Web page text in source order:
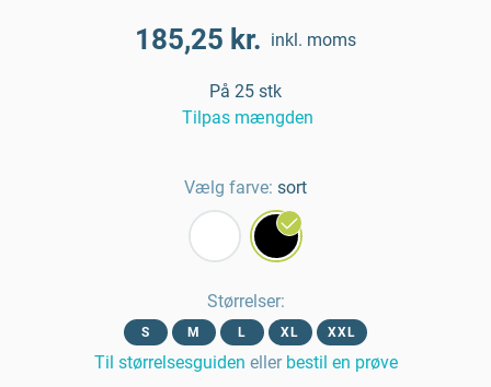
185,25 kr. inkl. moms
På 25 stk
Tilpas mængden
Vælg farve: sort
Størrelser:
S M L XL XXL
Til størrelsesguiden eller bestil en prøve